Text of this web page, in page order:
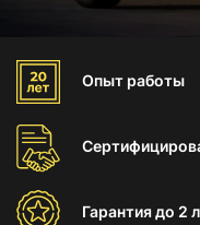
Опыт работы
Гарантиядо 2